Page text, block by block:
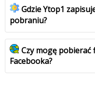
Gdzie Ytop1
pobraniu?
Czy mogę pobierać
Facebooka?